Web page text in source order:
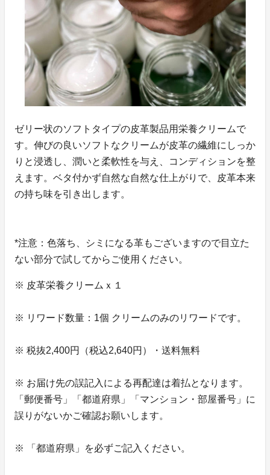
ゼリー状のソフトタイプの皮革製品用栄養クリームで
す。伸びの良いソフトなクリームが皮革の繊維にしっか
りと浸透し、潤いと柔軟性を与え、コンディションを整
えます。ベタ付かず自然な自然な仕上がりで、皮革本来
の持ち味を引き出します。
*注意：色落ち、シミになる革もございますので目立た
ない部分で試してからご使用ください。
※ 皮革栄養クリームｘ１
※ リワード数量：1個 クリームのみのリワードです。
※ 税抜2,400円（税込2,640円）・送料無料
※ お届け先の誤記入による再配達は着払となります。
「郵便番号」「都道府県」「マンション・部屋番号」に
誤りがないかご確認お願いします。
※ 「都道府県」を必ずご記入ください。